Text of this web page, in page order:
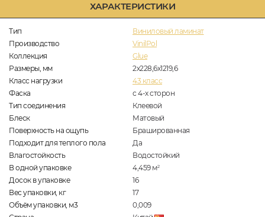
ХАРАКТЕРИСТИКИ
Тип
Виниловый ламинат
Производство
VinilPol
Коллекция
Glue
Размеры, мм
2х228,6х1219,6
Класс нагрузки
43 класс
Фаска
с 4-х сторон
Тип соединения
Клеевой
Блеск
Матовый
Поверхность на ощупь
Брашированная
Подходит для теплого пола
Да
Влагостойкость
Водостойкий
В одной упаковке
4,459 м2
Досок в упаковке
16
Вес упаковки, кг
17
Объём упаковки, м3
0,009